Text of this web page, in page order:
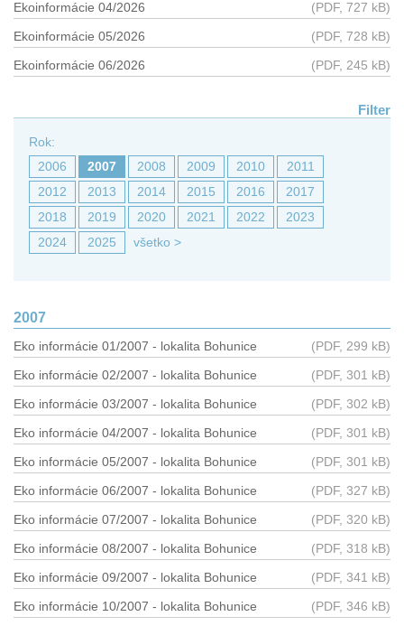
Ekoinformácie 04/2026 (PDF, 727 kB)
Ekoinformácie 05/2026 (PDF, 728 kB)
Ekoinformácie 06/2026 (PDF, 245 kB)
Filter
Rok:
2006
2007 2008 2009 2010
2011
2012
2013 2014 2015 2016
2017
2018
2019 2020 2021 2022
2023
2024
2025 všetko >
2007
Eko informácie 01/2007 - lokalita Bohunice (PDF, 299 kB)
Eko informácie 02/2007 - lokalita Bohunice (PDF, 301 kB)
Eko informácie 03/2007 - lokalita Bohunice (PDF, 302 kB)
Eko informácie 04/2007 - lokalita Bohunice (PDF, 301 kB)
Eko informácie 05/2007 - lokalita Bohunice (PDF, 301 kB)
Eko informácie 06/2007 - lokalita Bohunice (PDF, 327 kB)
Eko informácie 07/2007 - lokalita Bohunice (PDF, 320 kB)
Eko informácie 08/2007 - lokalita Bohunice (PDF, 318 kB)
Eko informácie 09/2007 - lokalita Bohunice (PDF, 341 kB)
Eko informácie 10/2007 - lokalita Bohunice (PDF, 346 kB)